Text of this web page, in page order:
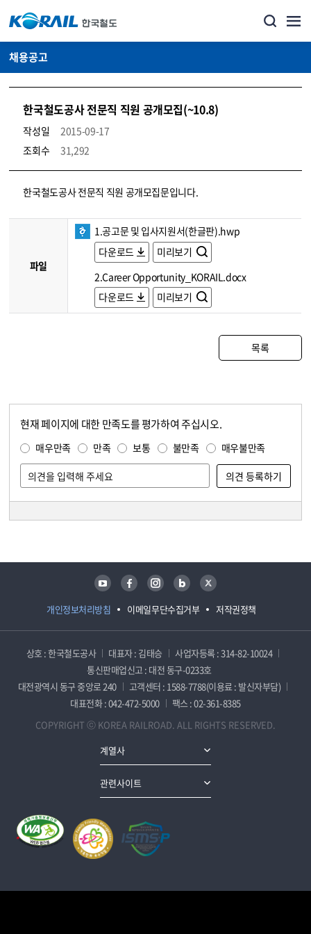
채용공고
한국철도공사 전문직 직원 공개모집(~10.8)
작성일
2015-09-17
조회수
31,292
코레일소개_경영공시_채용공고 상세보기 – 내용, 파일, 담당자 연락처로 구성
한국철도공사 전문직 직원 공개모집문입니다.
파일
1.공고문 및 입사지원서(한글판).hwp
다운로드
미리보기
2.Career Opportunity_KORAIL.docx
다운로드
미리보기
목록
현재 페이지에 대한 만족도를 평가하여 주십시오.
매우만족 만족 보통 불만족 매우불만족
개인정보처리방침 이메일무단수집거부 저작권정책
유튜브 페이스북 인스타그램 블로그 트위터
상호 : 한국철도공사 대표자 : 김태승
사업자등록 : 314-82-10024
통신판매업신고 : 대전 동구-0233호
대전광역시 동구 중앙로 240
고객센터 : 1588-7788(이용료 : 발신자부담)
대표전화 : 042-472-5000
팩스 : 02-361-8385
COPYRIGHT ⓒ KOREA RAILROAD. ALL RIGHTS RESERVED.
계열사
관련사이트